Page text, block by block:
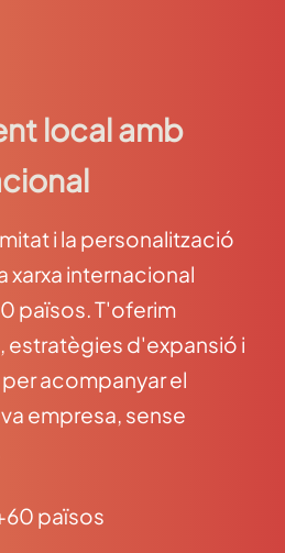
local amb
i la personalització
xarxa internacional
països. T'oferim
estratègies d'expansió i
acompanyar el
empresa, sense
països